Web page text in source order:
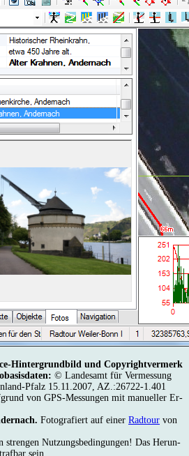
Hin­ter­grund­bild und Co­py­right­ver­merk
© Lan­des­amt für Ver­mes­sung
Pfalz 15.11.2007, AZ.:26722-1.401
von GPS-Mes­sun­gen mit ma­nu­el­ler Er­
Fo­to­gra­fiert auf ei­ner Rad­tour von
stren­gen Nut­zungs­be­din­gun­gen! Das Her­un­
sein.